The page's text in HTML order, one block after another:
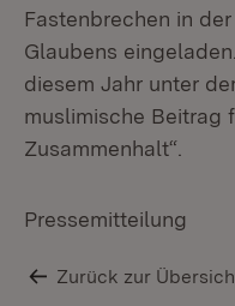
Fastenbrechen in
Glaubens
diesem Jahr unter
muslimische Beitrag
Zusammenhalt“.
Pressemitteilung
Zurück zur